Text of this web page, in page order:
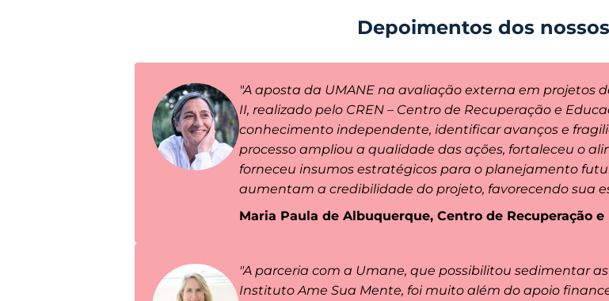
Depoimentos dos
"A aposta da UMANE na avaliação externa em projetos
II, realizado pelo CREN – Centro de Recuperação e
conhecimento independente, identificar avanços e
processo ampliou a qualidade das ações, fortaleceu o
forneceu insumos estratégicos para o planejamento
aumentam a credibilidade do projeto, favorecendo sua
Maria Paula de Albuquerque, Centro de Recuperação
"A parceria com a Umane, que possibilitou sedimentar
Instituto Ame Sua Mente, foi muito além do apoio